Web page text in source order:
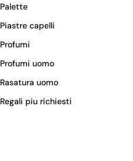
Palette
Piastre capelli
Profumi
Profumi uomo
Rasatura uomo
Regali piu richiesti